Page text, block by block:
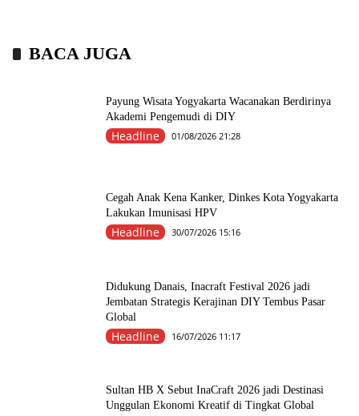
BACA JUGA
Payung Wisata Yogyakarta Wacanakan Berdirinya
Akademi Pengemudi di DIY
Headline 01/08/2026 21:28
Cegah Anak Kena Kanker, Dinkes Kota Yogyakarta
Lakukan Imunisasi HPV
Headline 30/07/2026 15:16
Didukung Danais, Inacraft Festival 2026 jadi
Jembatan Strategis Kerajinan DIY Tembus Pasar
Global
Headline 16/07/2026 11:17
Sultan HB X Sebut InaCraft 2026 jadi Destinasi
Unggulan Ekonomi Kreatif di Tingkat Global